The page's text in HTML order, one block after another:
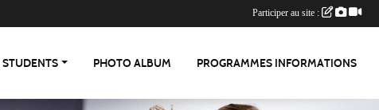
PHOTO ALBUM PROGRAMMES INFORMATIONS
Participer au site :